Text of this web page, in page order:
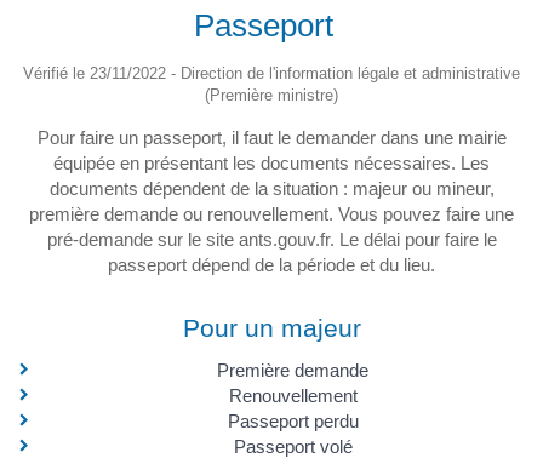
Passeport
Vérifié le 23/11/2022 - Direction de l'information légale et administrative
(Première ministre)
Pour faire un passeport, il faut le demander dans une mairie
équipée en présentant les documents nécessaires. Les
documents dépendent de la situation : majeur ou mineur,
première demande ou renouvellement. Vous pouvez faire une
pré-demande sur le site ants.gouv.fr. Le délai pour faire le
passeport dépend de la période et du lieu.
Pour un majeur
Première demande
Renouvellement
Passeport perdu
Passeport volé